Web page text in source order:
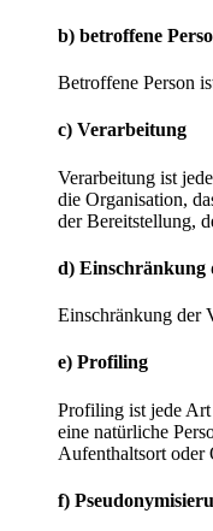
b) betroffene
Betroffene Person
c) Verarbeitung
Verarbeitung ist
die Organisation,
der Bereitstellung,
d) Einschränkung
Einschränkung der
e) Profiling
Profiling ist jede Art
eine natürliche
Aufenthaltsort oder
f)